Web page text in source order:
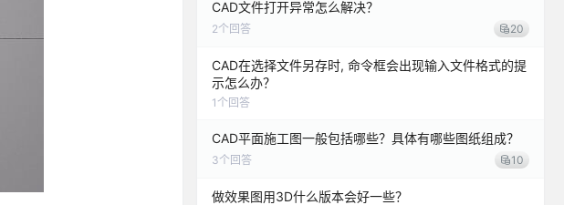
CAD文件打开异常怎么解决？
2个回答 20
CAD在选择文件另存时, 命令框会出现输入文件格式的提
示怎么办？
1 个回答
CAD平面施工图一般包括哪些？具体有哪些图纸组成？
3个回答 10
做效果图用3D什么版本会好一些？